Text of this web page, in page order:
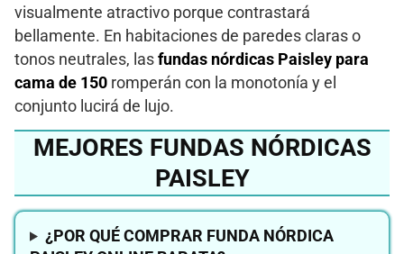
visualmente atractivo porque contrastará
bellamente. En habitaciones de paredes claras o
tonos neutrales, las fundas nórdicas Paisley para
cama de 150 romperán con la monotonía y el
conjunto lucirá de lujo.
MEJORES FUNDAS NÓRDICAS
PAISLEY
¿POR QUÉ COMPRAR FUNDA NÓRDICA